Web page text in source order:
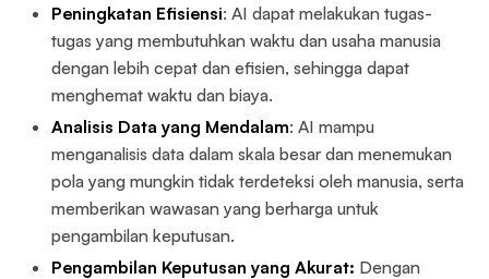
Peningkatan Efisiensi: AI dapat melakukan tugas-
tugas yang membutuhkan waktu dan usaha manusia
dengan lebih cepat dan efisien, sehingga dapat
menghemat waktu dan biaya.
Analisis Data yang Mendalam: AI mampu
menganalisis data dalam skala besar dan menemukan
pola yang mungkin tidak terdeteksi oleh manusia, serta
memberikan wawasan yang berharga untuk
pengambilan keputusan.
Pengambilan Keputusan yang Akurat: Dengan